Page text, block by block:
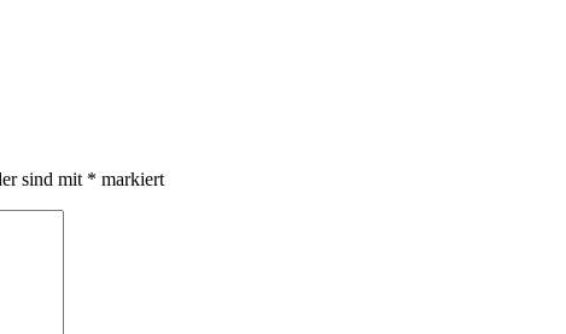
sind mit * markiert